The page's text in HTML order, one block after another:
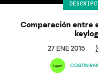
Comparación entre
27 ENE 2015
COSTIN